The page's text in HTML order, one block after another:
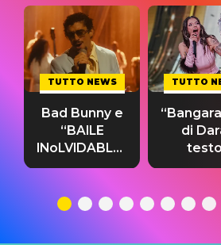
TUTTO NEWS
Bad Bunny e
“BAILE
INoLVIDABLE”:
testo,
significato
TUTTO
di
del